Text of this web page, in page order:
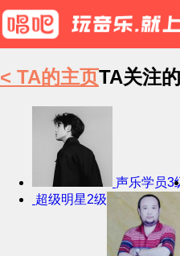
< TA的主页TA关注
声乐学员3
超级明星2级